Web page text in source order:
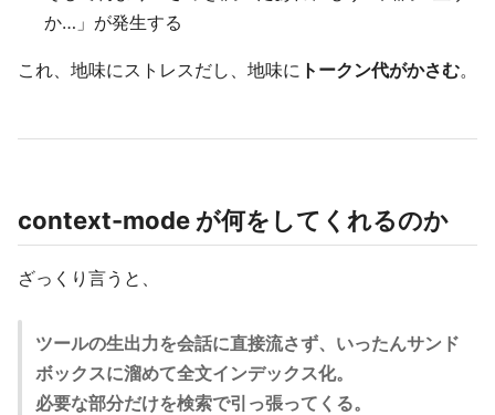
か…」が発生する
これ、地味にストレスだし、地味に トークン代がかさむ。
context-mode が何をしてくれるのか
ざっくり言うと、
ツールの生出力を会話に直接流さず、いったんサンド
ボックスに溜めて全文インデックス化。
必要な部分だけを検索で引っ張ってくる。